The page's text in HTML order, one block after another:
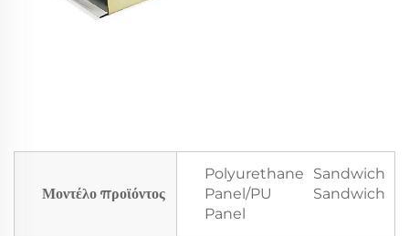
Μοντέλο προϊόντος
Polyurethane Sandwich
Panel/PU Sandwich
Panel